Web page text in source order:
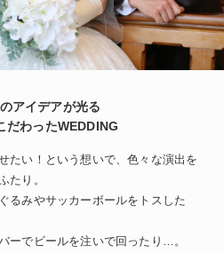
アイデアが光る
だわったWEDDING
たい！という想いで、色々な演出を
たり。
るみやサッカーボールをトスした
ーでビールを注いで回ったり…。